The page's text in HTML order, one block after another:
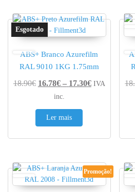
ABS+ Branco Azurefilm
RAL 9010 1KG 1.75mm
18.90€ 16.78€ – 17.30€Price range:
IVA
inc.
Ler mais
Promoção!